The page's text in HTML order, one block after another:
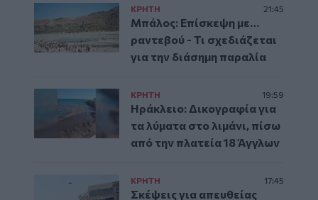
ΚΡΗΤΗ 21:45
Μπάλος: Επίσκεψη με…
ραντεβού - Τι σχεδιάζεται
για την διάσημη παραλία
ΚΡΗΤΗ 19:59
Ηράκλειο: Δικογραφία για
τα λύματα στο λιμάνι, πίσω
από την πλατεία 18 Άγγλων
ΚΡΗΤΗ 17:45
Σκέψεις για απευθείας